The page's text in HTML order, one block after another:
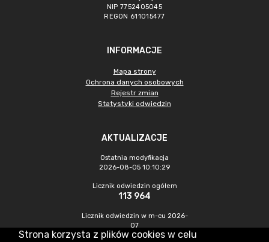
NIP 7752405045
REGON 611015477
INFORMACJE
Mapa strony
Ochrona danych osobowych
Rejestr zmian
Statystyki odwiedzin
AKTUALIZACJE
Ostatnia modyfikacja
2026-08-05 10:10:29
Licznik odwiedzin ogółem
113 964
Licznik odwiedzin w m-cu 2026-
07
483
Strona korzysta z plików cookies w celu